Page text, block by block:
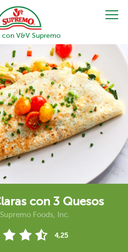
con V&V Supremo
con 3 Quesos
Foods, Inc.
4,25